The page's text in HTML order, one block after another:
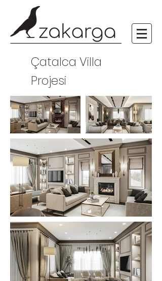
Çatalca Villa
Projesi